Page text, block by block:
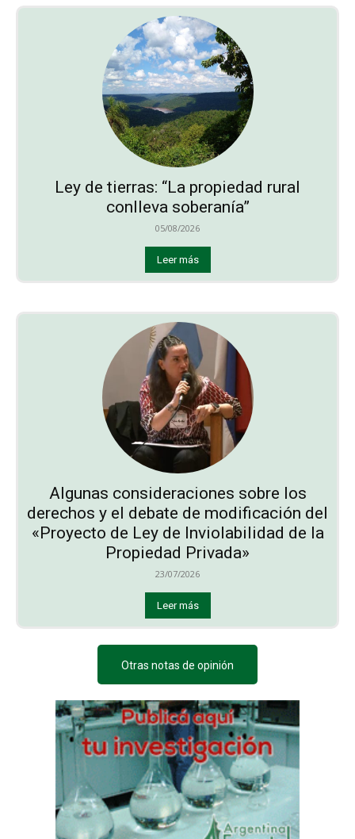
Ley de tierras: “La propiedad rural
conlleva soberanía”
05/08/2026
Leer más
Algunas consideraciones sobre los
derechos y el debate de modificación del
«Proyecto de Ley de Inviolabilidad de la
Propiedad Privada»
23/07/2026
Leer más
Otras notas de opinión